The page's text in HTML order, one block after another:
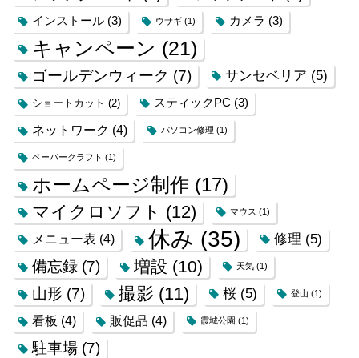
インストール (3) ウサギ (1) カメラ (3)
キャンペーン (21)
ゴールデンウィーク (7) サンセベリア (5)
ショートカット (2) スティックPC (3)
ネットワーク (4) パソコン修理 (1)
ペーパークラフト (1)
ホームページ制作 (17)
マイクロソフト (12) マウス (1)
メニュー表 (4) 休み (35) 修理 (5)
備忘録 (7) 増設 (10) 天気 (1)
山形 (7) 撮影 (11) 桜 (5) 登山 (1)
看板 (4) 販促品 (4) 霞城公園 (1)
駐車場 (7)